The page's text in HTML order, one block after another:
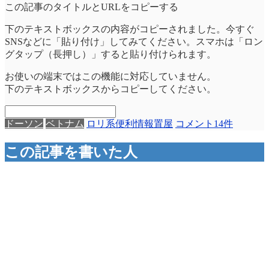
この記事のタイトルとURLをコピーする
下のテキストボックスの内容がコピーされました。今すぐ
SNSなどに「貼り付け」してみてください。スマホは「ロン
グタップ（長押し）」すると貼り付けられます。
お使いの端末ではこの機能に対応していません。
下のテキストボックスからコピーしてください。
ドーソン ベトナム ロリ系便利情報置屋 コメント14件
この記事を書いた人